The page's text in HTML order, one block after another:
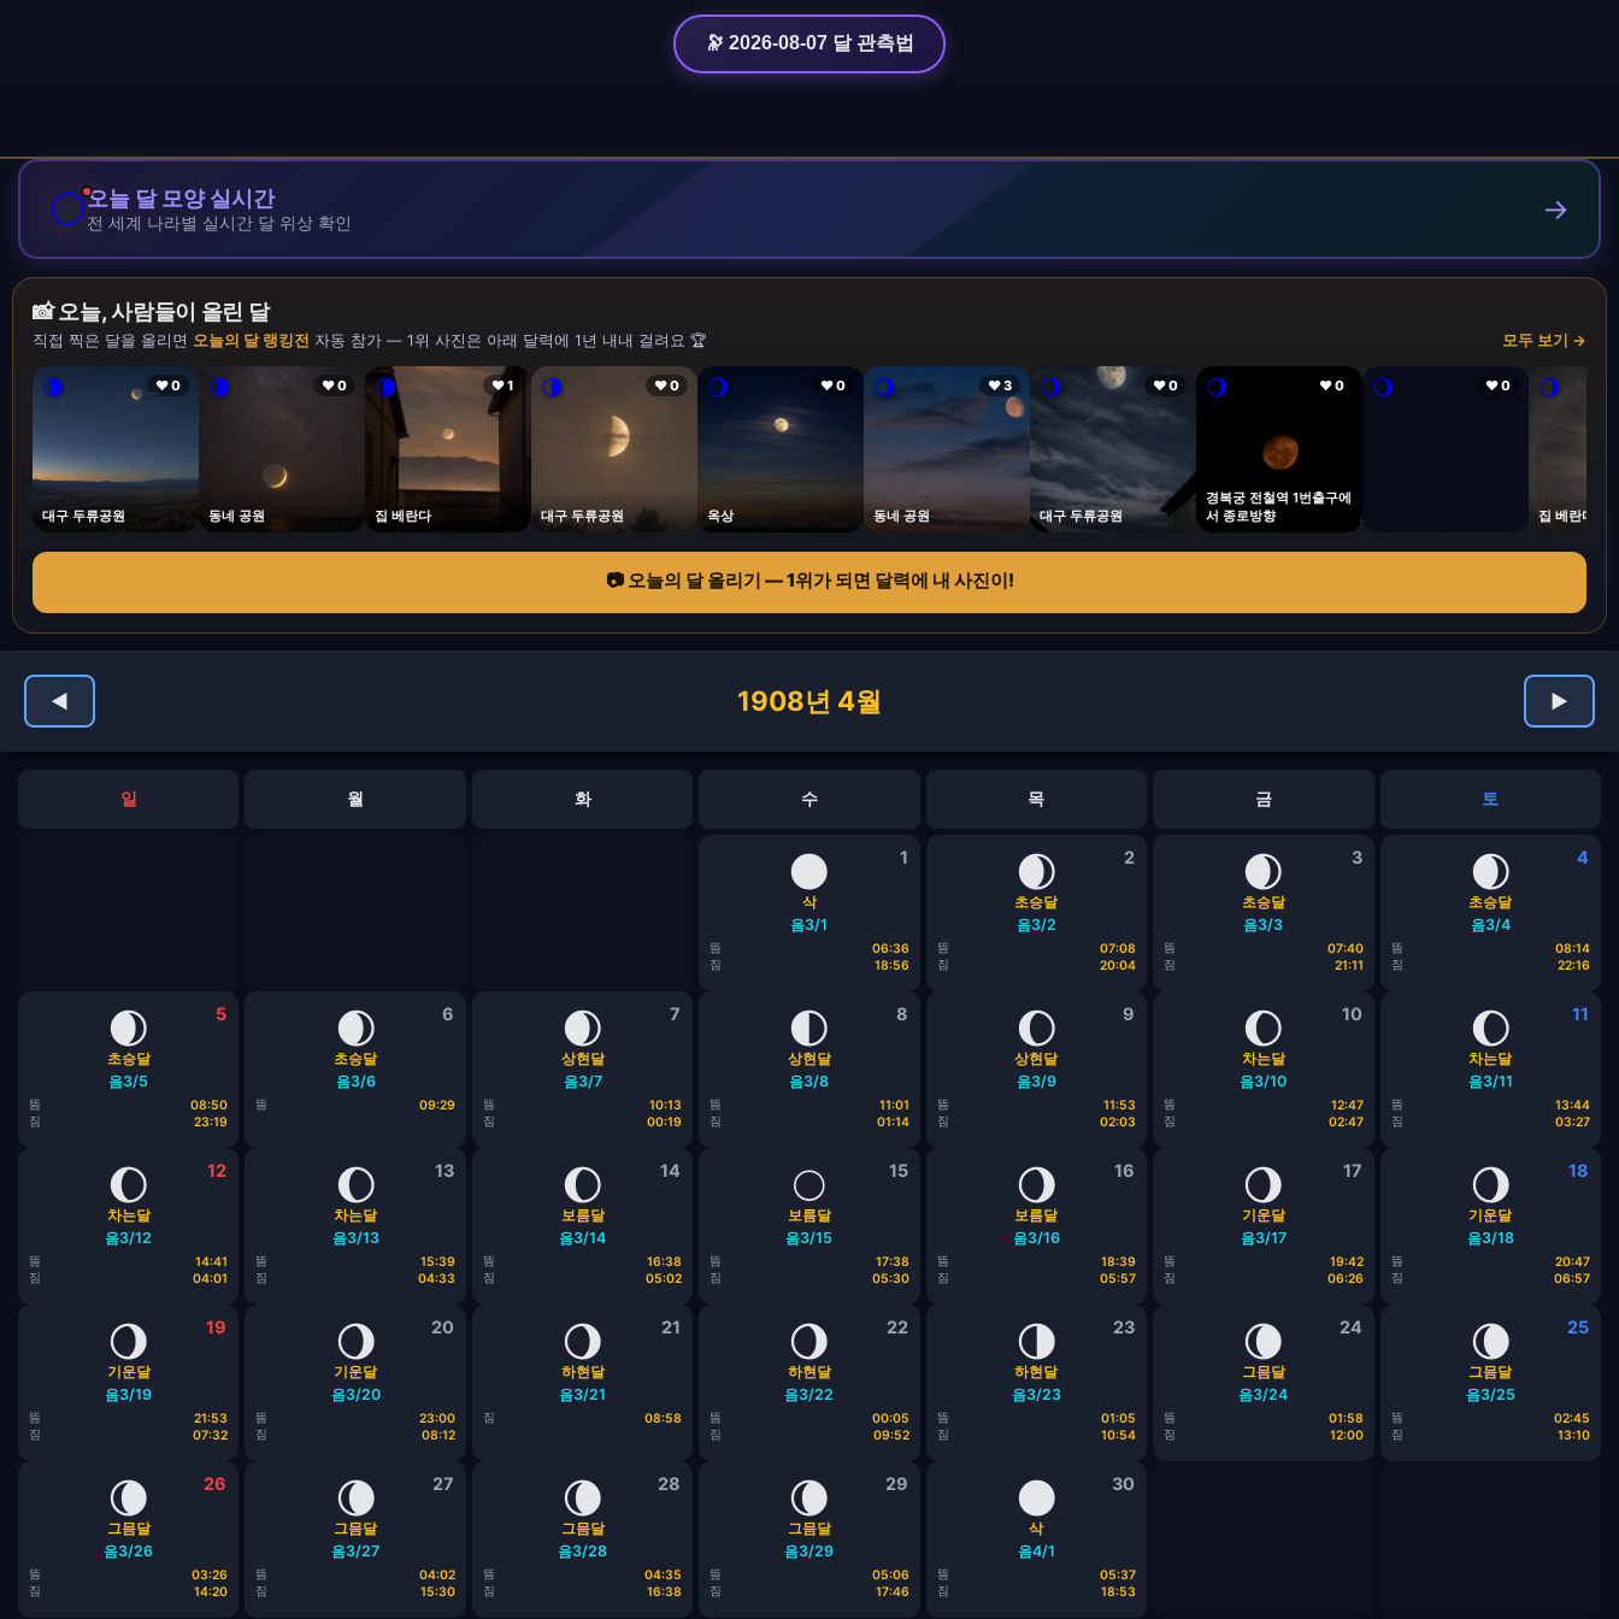
🔭 2026-08-07 달 관측법
🌕오늘 달 모양 실시간
전 세계 나라별 실시간 달 위상 확인 →
📸 오늘, 사람들이 올린 달
직접 찍은 달을 올리면 오늘의 달 랭킹전 자동 참가 — 1위 사진은 아래 달력에 1년 내내 걸려요 🏆 모두 보기 →
🌘 ❤ 0
대구 두류공원
🌘 ❤ 0
동네 공원
🌘 ❤ 1
집 베란다
🌗 ❤ 0
대구 두류공원
🌖 ❤ 0
옥상
🌖 ❤ 3
동네 공원
🌖 ❤ 0
대구 두류공원
🌖 ❤ 0
경복궁 전철역 1번출구에
서 종로방향
🌖 ❤ 0 🌖
집 베란다
📷 오늘의 달 올리기 — 1위가 되면 달력에 내 사진이!
◀ 1908년 4월 ▶
일 월 화 수 목 금 토
1
🌑
삭
음3/1
뜸
06:36
짐
18:56
2
🌒
초승달
음3/2
뜸
07:08
짐
20:04
3
🌒
초승달
음3/3
뜸
07:40
짐
21:11
4
🌒
초승달
음3/4
뜸
08:14
짐
22:16
5
🌒
초승달
음3/5
뜸
08:50
짐
23:19
6
🌒
초승달
음3/6
뜸 09:29
7
🌒
상현달
음3/7
뜸
10:13
짐
00:19
8
🌓
상현달
음3/8
뜸
11:01
짐
01:14
9
🌔
상현달
음3/9
뜸
11:53
짐
02:03
10
🌔
차는달
음3/10
뜸
12:47
짐
02:47
11
🌔
차는달
음3/11
뜸
13:44
짐
03:27
12
🌔
차는달
음3/12
뜸
14:41
짐
04:01
13
🌔
차는달
음3/13
뜸
15:39
짐
04:33
14
🌔
보름달
음3/14
뜸
16:38
짐
05:02
15
🌕
보름달
음3/15
뜸
17:38
짐
05:30
16
🌖
보름달
음3/16
뜸
18:39
짐
05:57
17
🌖
기운달
음3/17
뜸
19:42
짐
06:26
18
🌖
기운달
음3/18
뜸
20:47
짐
06:57
19
🌖
기운달
음3/19
뜸
21:53
짐
07:32
20
🌖
기운달
음3/20
뜸
23:00
짐
08:12
21
🌖
하현달
음3/21
짐 08:58
22
🌖
하현달
음3/22
뜸
00:05
짐
09:52
23
🌗
하현달
음3/23
뜸
01:05
짐
10:54
24
🌘
그믐달
음3/24
뜸
01:58
짐
12:00
25
🌘
그믐달
음3/25
뜸
02:45
짐
13:10
26
🌘
그믐달
음3/26
뜸
03:26
짐
14:20
27
🌘
그믐달
음3/27
뜸
04:02
짐
15:30
28
🌘
그믐달
음3/28
뜸
04:35
짐
16:38
29
🌘
그믐달
음3/29
뜸
05:06
짐
17:46
30
🌑
삭
음4/1
뜸
05:37
짐
18:53